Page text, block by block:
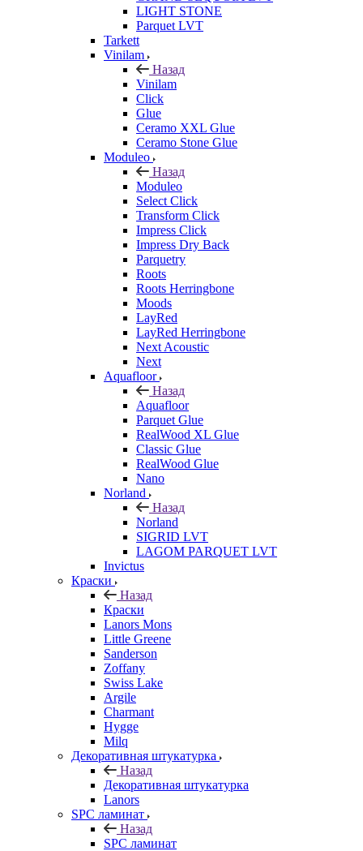
LIGHT STONE
Parquet LVT
Tarkett
Vinilam
Назад
Vinilam
Click
Glue
Ceramo XXL Glue
Ceramo Stone Glue
Moduleo
Назад
Moduleo
Select Click
Transform Click
Impress Click
Impress Dry Back
Parquetry
Roots
Roots Herringbone
Moods
LayRed
LayRed Herringbone
Next Acoustic
Next
Aquafloor
Назад
Aquafloor
Parquet Glue
RealWood XL Glue
Classic Glue
RealWood Glue
Nano
Norland
Назад
Norland
SIGRID LVT
LAGOM PARQUET LVT
Invictus
Краски
Назад
Краски
Lanors Mons
Little Greene
Sanderson
Zoffany
Swiss Lake
Argile
Charmant
Hygge
Milq
Декоративная штукатурка
Назад
Декоративная штукатурка
Lanors
SPC ламинат
Назад
SPC ламинат